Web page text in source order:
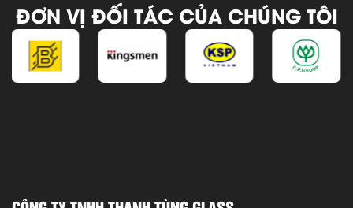
ĐƠN VỊ ĐỐI TÁC CỦA CHÚNG TÔI